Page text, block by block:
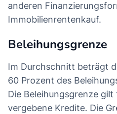
anderen
Immobilienrentenkauf.
Beleihungsgrenze
Im Durchschnitt beträgt
60 Prozent des
Die Beleihungsgrenze
vergebene Kredite. Die